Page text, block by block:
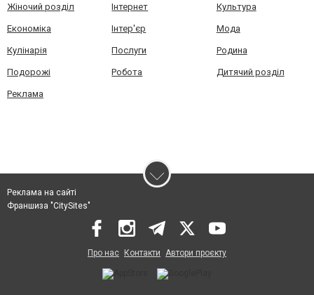
Жіночий розділ Інтернет Культура
Економіка Інтер'єр Мода
Кулінарія Послуги Родина
Подорожі Робота Дитячий розділ
Реклама
Реклама на сайті
Франшиза "CitySites"
Про нас Контакти Автори проєкту